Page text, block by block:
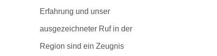
Erfahrung und unser
ausgezeichneter Ruf in der
Region sind ein Zeugnis